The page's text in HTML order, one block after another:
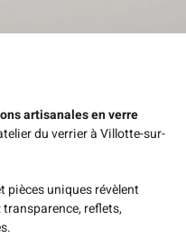
artisanales en verre
du verrier à Villotte-sur-
pièces uniques révèlent
reflets,